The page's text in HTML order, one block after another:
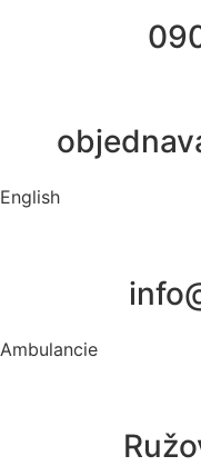
English
Ambulancie